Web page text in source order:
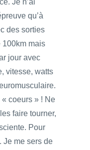
qu’à
des sorties
100km mais
jour avec
vitesse, watts
coeurs » ! Ne
faire tourner,
Pour
Je me sers de